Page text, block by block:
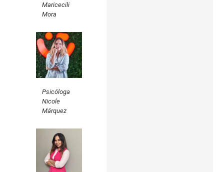
Maricecili
Mora
Psicóloga
Nicole
Márquez